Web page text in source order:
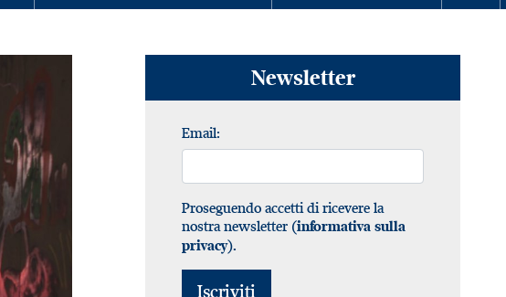
Newsletter
Email:
Proseguendo accetti di ricevere la
nostra newsletter (informativa sulla
privacy).